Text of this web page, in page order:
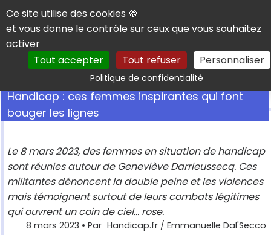
Panneau de gestion des cookies
Ce site utilise des cookies 🍪
et vous donne le contrôle sur ceux que vous souhaitez
activer
Tout accepter
Tout refuser Personnaliser
Politique de confidentialitéRechercher
Handicap : ces femmes inspirantes qui font
bouger les lignes
Le 8 mars 2023, des femmes en situation de handicap
sont réunies autour de Geneviève Darrieussecq. Ces
militantes dénoncent la double peine et les violences
mais témoignent surtout de leurs combats légitimes
qui ouvrent un coin de ciel... rose.
8 mars 2023 • Par Handicap.fr / Emmanuelle Dal'Secco